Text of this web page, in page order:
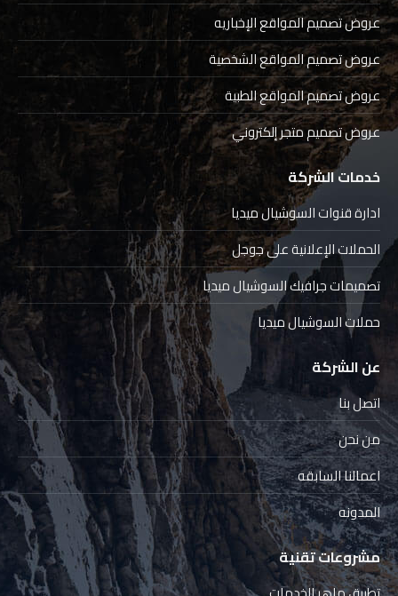
عروض تصميم المواقع الإخباريه
عروض تصميم المواقع الشخصية
عروض تصميم المواقع الطبية
عروض تصميم متجر إلكتروني
خدمات الشركة
ادارة قنوات السوشيال ميديا
الحملات الإعلانية على جوجل
تصميمات جرافيك السوشيال ميديا
حملات السوشيال ميديا
عن الشركة
اتصل بنا
من نحن
اعمالنا السابقه
المدونه
مشروعات تقنية